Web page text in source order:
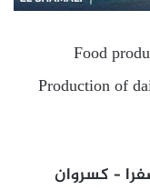
Food
Production of
– كسروان